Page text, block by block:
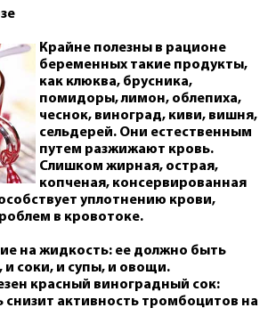
Крайне полезны в рационе
беременных такие продукты,
как клюква, брусника,
помидоры, лимон, облепиха,
чеснок, виноград, киви, вишня,
сельдерей. Они естественным
путем разжижают кровь.
Слишком жирная, острая,
копченая, консервированная
уплотнению крови,
в кровотоке.
на жидкость: ее должно быть
и соки, и супы, и овощи.
красный виноградный сок:
снизит активность тромбоцитов на